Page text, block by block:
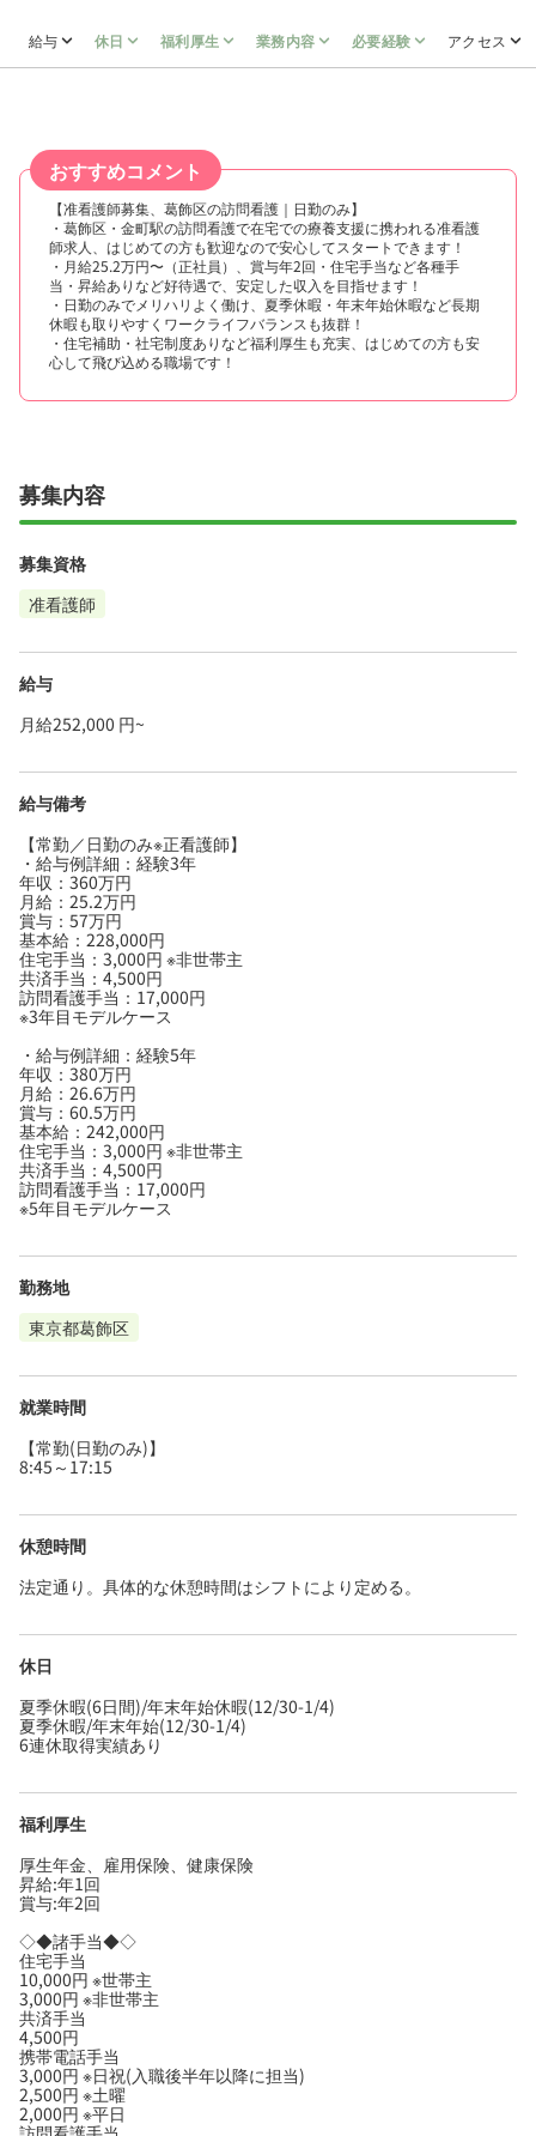
給与 休日 福利厚生 業務内容 必要経験 アクセス
おすすめコメント
【准看護師募集、葛飾区の訪問看護｜日勤のみ】
・葛飾区・金町駅の訪問看護で在宅での療養支援に携われる准看護
師求人、はじめての方も歓迎なので安心してスタートできます！
・月給25.2万円〜（正社員）、賞与年2回・住宅手当など各種手
当・昇給ありなど好待遇で、安定した収入を目指せます！
・日勤のみでメリハリよく働け、夏季休暇・年末年始休暇など長期
休暇も取りやすくワークライフバランスも抜群！
・住宅補助・社宅制度ありなど福利厚生も充実、はじめての方も安
心して飛び込める職場です！
募集内容
募集資格
准看護師
給与
月給252,000 円~
給与備考
【常勤／日勤のみ※正看護師】
・給与例詳細：経験3年
年収：360万円
月給：25.2万円
賞与：57万円
基本給：228,000円
住宅手当：3,000円 ※非世帯主
共済手当：4,500円
訪問看護手当：17,000円
※3年目モデルケース
・給与例詳細：経験5年
年収：380万円
月給：26.6万円
賞与：60.5万円
基本給：242,000円
住宅手当：3,000円 ※非世帯主
共済手当：4,500円
訪問看護手当：17,000円
※5年目モデルケース
勤務地
東京都葛飾区
就業時間
【常勤(日勤のみ)】
8:45～17:15
休憩時間
法定通り。具体的な休憩時間はシフトにより定める。
休日
夏季休暇(6日間)/年末年始休暇(12/30-1/4)
夏季休暇/年末年始(12/30-1/4)
6連休取得実績あり
福利厚生
厚生年金、雇用保険、健康保険
昇給:年1回
賞与:年2回
◇◆諸手当◆◇
住宅手当
10,000円 ※世帯主
3,000円 ※非世帯主
共済手当
4,500円
携帯電話手当
3,000円 ※日祝(入職後半年以降に担当)
2,500円 ※土曜
2,000円 ※平日